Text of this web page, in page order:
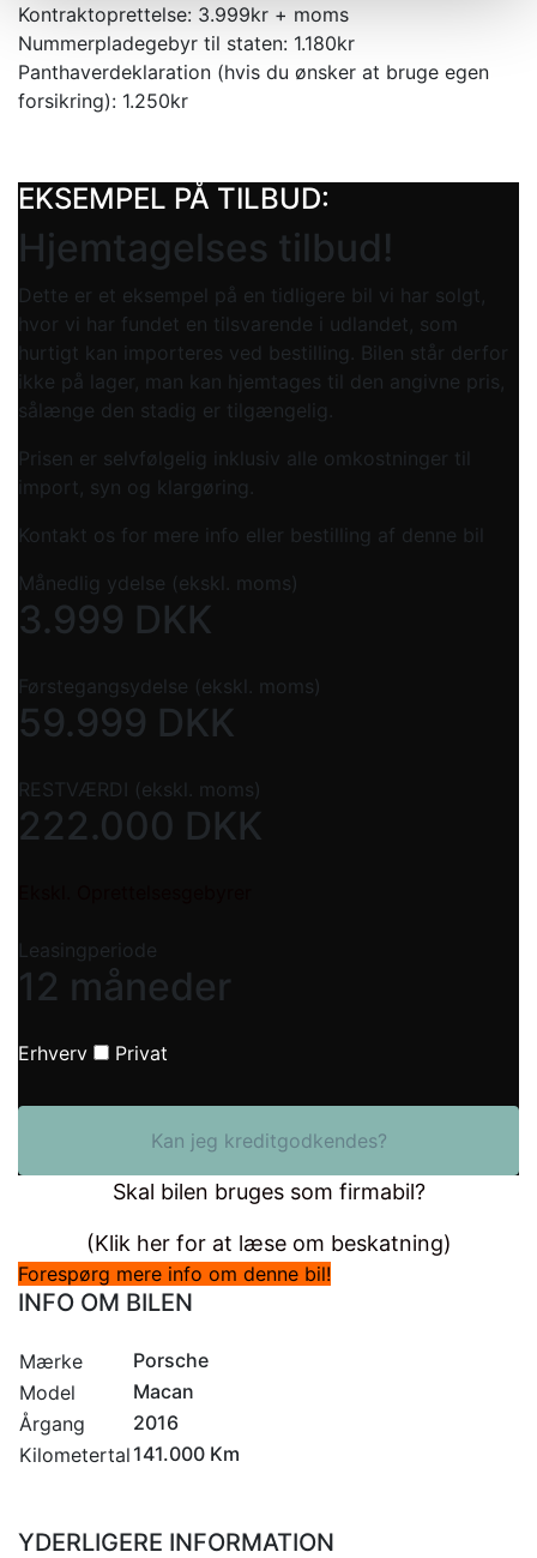
Kontraktoprettelse: 3.999kr + moms
Nummerpladegebyr til staten: 1.180kr
Panthaverdeklaration (hvis du ønsker at bruge egen
forsikring): 1.250kr
EKSEMPEL PÅ TILBUD:
Hjemtagelses tilbud!
Dette er et eksempel på en tidligere bil vi har solgt,
hvor vi har fundet en tilsvarende i udlandet, som
hurtigt kan importeres ved bestilling. Bilen står derfor
ikke på lager, man kan hjemtages til den angivne pris,
sålænge den stadig er tilgængelig.
Prisen er selvfølgelig inklusiv alle omkostninger til
import, syn og klargøring.
Kontakt os for mere info eller bestilling af denne bil
Månedlig ydelse (ekskl. moms)
3.999 DKK
Førstegangsydelse (ekskl. moms)
59.999 DKK
RESTVÆRDI (ekskl. moms)
222.000 DKK
Leasingperiode
12 måneder
Erhverv Privat
Kan jeg kreditgodkendes?
Skal bilen bruges som firmabil?
(Klik her for at læse om beskatning)
Forespørg mere info om denne bil!
INFO OM BILEN
Mærke
Porsche
Model
Macan
Årgang
2016
Kilometertal 141.000 Km
YDERLIGERE INFORMATION